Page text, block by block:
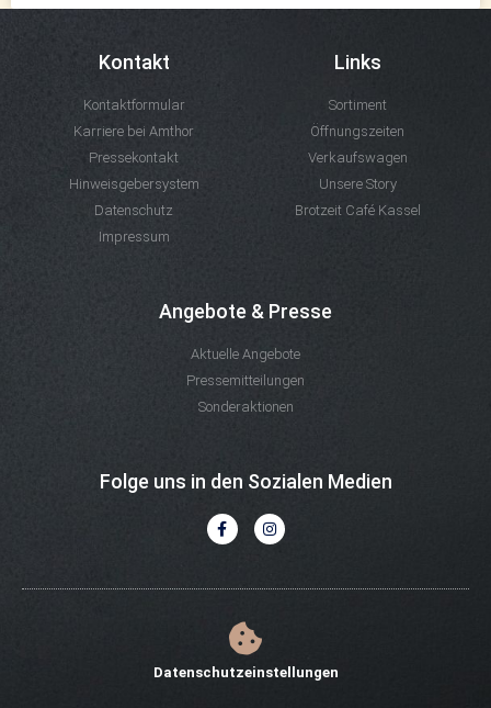
Kontakt
Kontaktformular
Karriere bei Amthor
Pressekontakt
Hinweisgebersystem
Datenschutz
Impressum
Links
Sortiment
Öffnungszeiten
Verkaufswagen
Unsere Story
Brotzeit Café Kassel
Angebote & Presse
Aktuelle Angebote
Pressemitteilungen
Sonderaktionen
Folge uns in den Sozialen Medien
Datenschutzeinstellungen